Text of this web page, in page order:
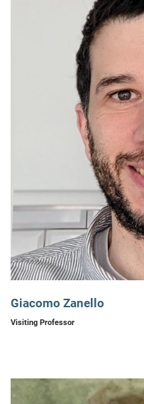
Giacomo Zanello
Visiting Professor